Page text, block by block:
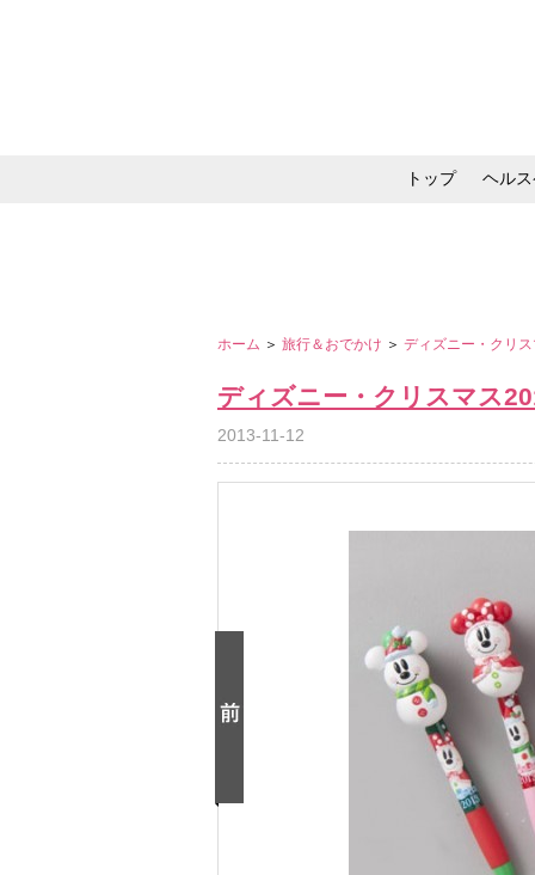
トップ ヘル
ホーム ＞ 旅行＆おでかけ ＞ ディズニー・クリ
ディズニー・クリスマス
2013-11-12